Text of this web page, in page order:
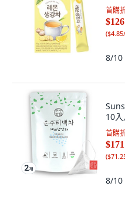
首購
$126
(
8/10
10
首購
$171
(
8/10